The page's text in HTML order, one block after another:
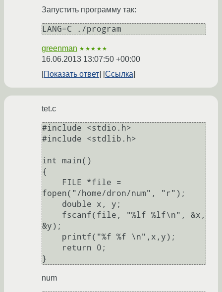
Запустить программу так:
LANG=C ./program
greenman ★★★★★
16.06.2013 13:07:50 +00:00
Показать ответ
Ссылка
tet.c
#include <stdio.h>
#include <stdlib.h>
int main()
{
fopen("/home/dron/num", "r");
&y);
num